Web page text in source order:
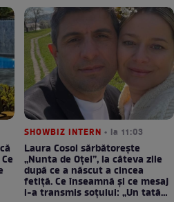
SHOWBIZ INTERN • la 11:03
Laura Cosoi sărbătorește
„Nunta de Oțel”, la câteva zile
după ce a născut a cincea
fetiță. Ce înseamnă și ce mesaj
i-a transmis soțului: „Un tată